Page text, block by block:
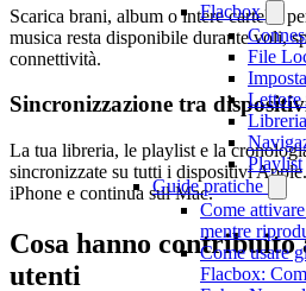
Flacbox
File
Playlist
Guide pratiche
Come
mentre
Come usare
Flacbox:
Scarica brani, album o intere cartelle
musica resta disponibile durante voli,
connettività.
Sincronizzazione tra
La tua libreria, le playlist e la
sincronizzate su tutti i dispositivi
iPhone e continua sul Mac.
Cosa hanno
utenti